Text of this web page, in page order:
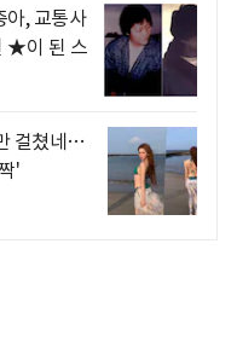
아, 교통사
★이 된 스
걸쳤네…
'